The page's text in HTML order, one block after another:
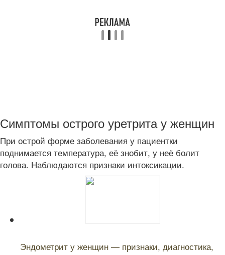
Симптомы острого уретрита у женщин
При острой форме заболевания у пациентки
поднимается температура, её знобит, у неё болит
голова. Наблюдаются признаки интоксикации.
Эндометрит у женщин — признаки, диагностика,